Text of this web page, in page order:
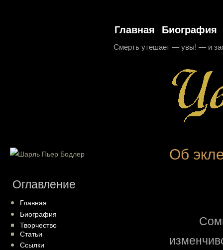
Главная Биография
Смерть утешает — увы! — и
Об
Оглавление
Главная
Биография
Творчество
Статьи
Ссылки